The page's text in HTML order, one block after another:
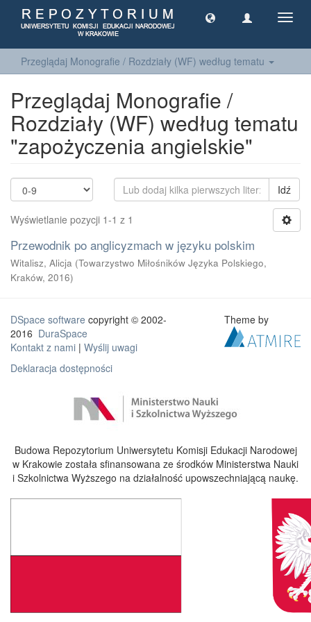
Przeglądaj Monografie / Rozdziały (WF) według tematu
Przeglądaj Monografie /
Rozdziały (WF) według tematu
"zapożyczenia angielskie"
Idź
Wyświetlanie pozycji 1-1 z 1
Przewodnik po anglicyzmach w języku polskim
Witalisz, Alicja (Towarzystwo Miłośników Języka Polskiego,
Kraków, 2016)
DSpace software copyright © 2002-
2016 DuraSpace
Kontakt z nami | Wyślij uwagi
Deklaracja dostępności
Theme by
Budowa Repozytorium Uniwersytetu Komisji Edukacji Narodowej
w Krakowie została sfinansowana ze środków Ministerstwa Nauki
i Szkolnictwa Wyższego na działalność upowszechniającą naukę.